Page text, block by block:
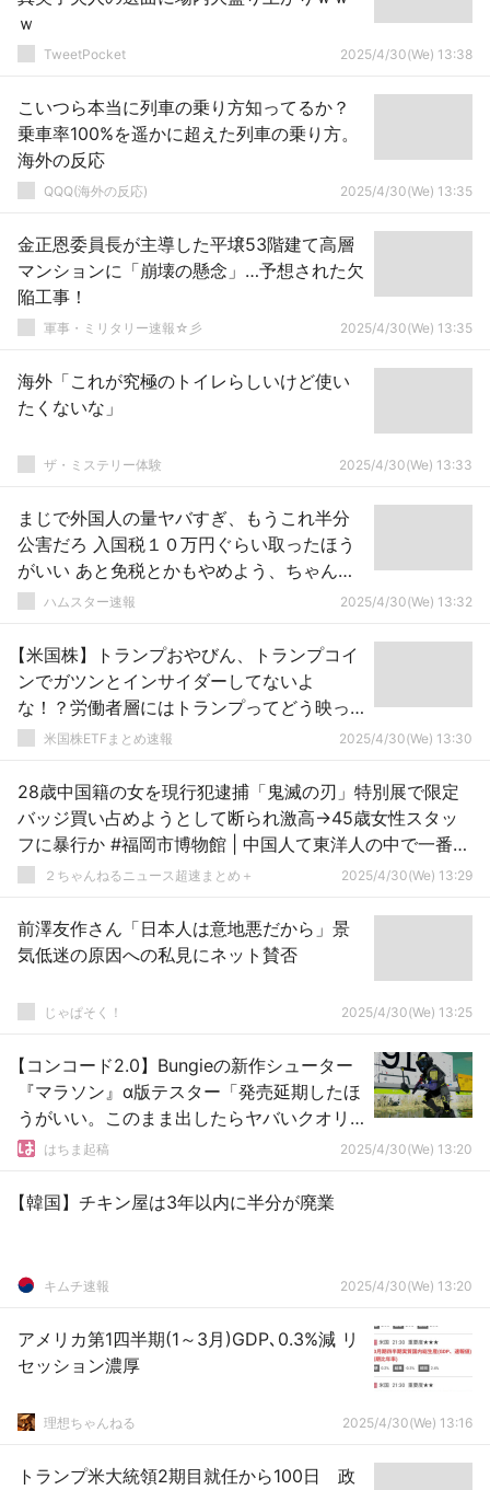
ｗ
TweetPocket 2025/4/30(We) 13:38
こいつら本当に列車の乗り方知ってるか？
乗車率100%を遥かに超えた列車の乗り方。
海外の反応
QQQ(海外の反応) 2025/4/30(We) 13:35
金正恩委員長が主導した平壌53階建て高層
マンションに「崩壊の懸念」…予想された欠
陥工事！
軍事・ミリタリー速報☆彡 2025/4/30(We) 13:35
海外「これが究極のトイレらしいけど使い
たくないな」
ザ・ミステリー体験 2025/4/30(We) 13:33
まじで外国人の量ヤバすぎ、もうこれ半分
公害だろ 入国税１０万円ぐらい取ったほう
がいい あと免税とかもやめよう、ちゃんと
外国人から税金取るべき←５万いいね
ハムスター速報 2025/4/30(We) 13:32
【米国株】トランプおやびん、トランプコイ
ンでガツンとインサイダーしてないよ
な！？労働者層にはトランプってどう映っ
てるんだ？
米国株ETFまとめ速報 2025/4/30(We) 13:30
28歳中国籍の女を現行犯逮捕「鬼滅の刃」特別展で限定
バッジ買い占めようとして断られ激高→45歳女性スタッ
フに暴行か #福岡市博物館 | 中国人て東洋人の中で一番黒
人に近いと思うわ
２ちゃんねるニュース超速まとめ＋ 2025/4/30(We) 13:29
前澤友作さん「日本人は意地悪だから」景
気低迷の原因への私見にネット賛否
じゃぱそく！ 2025/4/30(We) 13:25
【コンコード2.0】Bungieの新作シューター
『マラソン』α版テスター「発売延期したほ
うがいい。このまま出したらヤバいクオリ
ティ」はちま起稿 2025/4/30(We) 13:20
【韓国】チキン屋は3年以内に半分が廃業
キムチ速報 2025/4/30(We) 13:20
アメリカ第1四半期(1～3月)GDP､0.3%減 リ
セッション濃厚
理想ちゃんねる 2025/4/30(We) 13:16
トランプ米大統領2期目就任から100日 政